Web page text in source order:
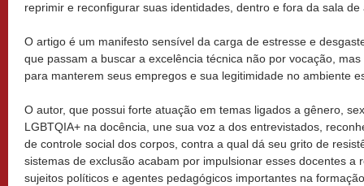
reprimir e reconfigurar suas identidades, dentro e fora da sala de
O artigo é um manifesto sensível da carga de estresse e
que passam a buscar a excelência técnica não por vocação,
para manterem seus empregos e sua legitimidade no ambiente
O autor, que possui forte atuação em temas ligados a gênero,
LGBTQIA+ na docência, une sua voz a dos entrevistados,
de controle social dos corpos, contra a qual dá seu grito de
sistemas de exclusão acabam por impulsionar esses docentes a
sujeitos políticos e agentes pedagógicos importantes na